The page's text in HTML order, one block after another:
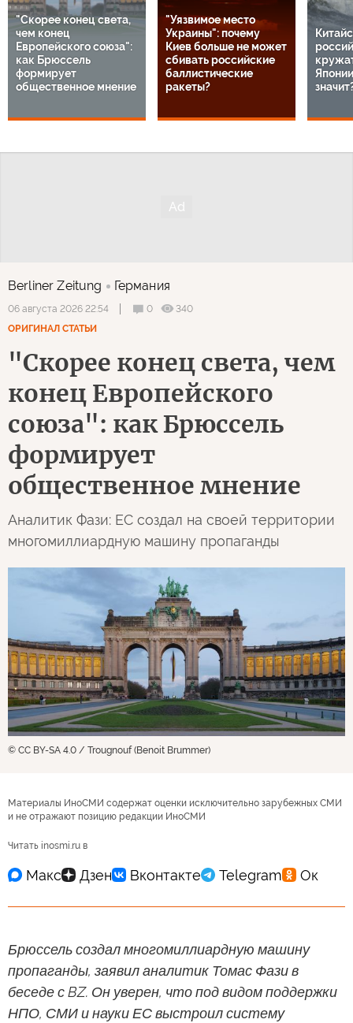
"Скорее конец света,
чем конец
Европейского союза":
как Брюссель
формирует
общественное мнение
"Уязвимое место
Украины": почему
Киев больше не может
сбивать российские
баллистические
ракеты?
Berliner Zeitung Германия
06 августа 2026 22:54 0
340
ОРИГИНАЛ СТАТЬИ
"Скорее конец света, чем
конец Европейского
союза": как Брюссель
формирует
общественное мнение
Аналитик Фази: ЕС создал на своей территории
многомиллиардную машину пропаганды
© CC BY-SA 4.0 / Trougnouf (Benoit Brummer)
Материалы ИноСМИ содержат оценки исключительно зарубежных СМИ
и не отражают позицию редакции ИноСМИ
Читать inosmi.ru в
Брюссель создал многомиллиардную машину
пропаганды, заявил аналитик Томас Фази в
беседе с BZ. Он уверен, что под видом поддержки
НПО, СМИ и науки ЕС выстроил систему